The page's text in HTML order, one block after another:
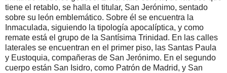
tiene el retablo, se halla el titular, San Jerónimo, sentado
sobre su león emblemático. Sobre él se encuentra la
Inmaculada, siguiendo la tipología apocalíptica, y como
remate está el grupo de la Santísima Trinidad. En las calles
laterales se encuentran en el primer piso, las Santas Paula
y Eustoquia, compañeras de San Jerónimo. En el segundo
cuerpo están San Isidro, como Patrón de Madrid, y San